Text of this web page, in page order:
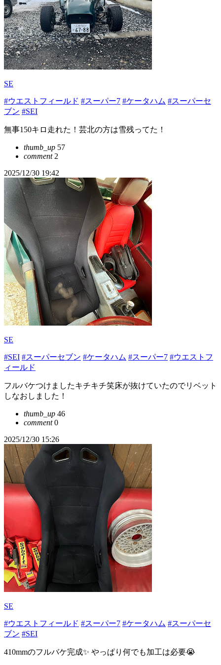
SE
#ウエストフィールド #スーパー7 #ケータハム #スーパーセ
ブン #SEI
無事150キロ走れた！芸北の方は雪残ってた！
thumb_up 57
comment2
2025/12/30 19:42
SE
#SEI #スーパーセブン #ケータハム #スーパー7 #ウエストフ
ィールド
フルバケつけましたキチキチ笑床が抜けていたのでリベット
しなおしました！
thumb_up 46
comment0
2025/12/30 15:26
SE
#ウエストフィールド #スーパー7 #ケータハム #スーパーセ
ブン #SEI
410mmのフルバケ完成✨ やっぱり何でも加工は必要😭